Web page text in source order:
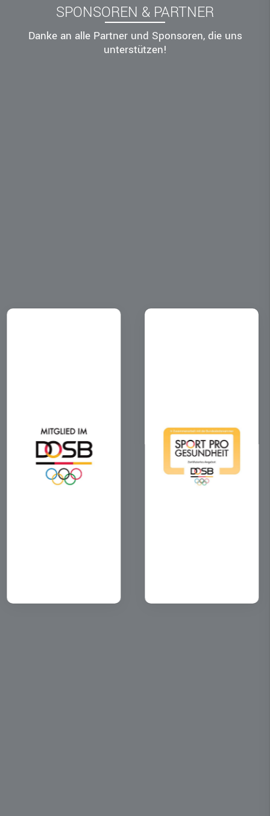
SPONSOREN & PARTNER
Danke an alle Partner und Sponsoren, die uns
unterstützen!